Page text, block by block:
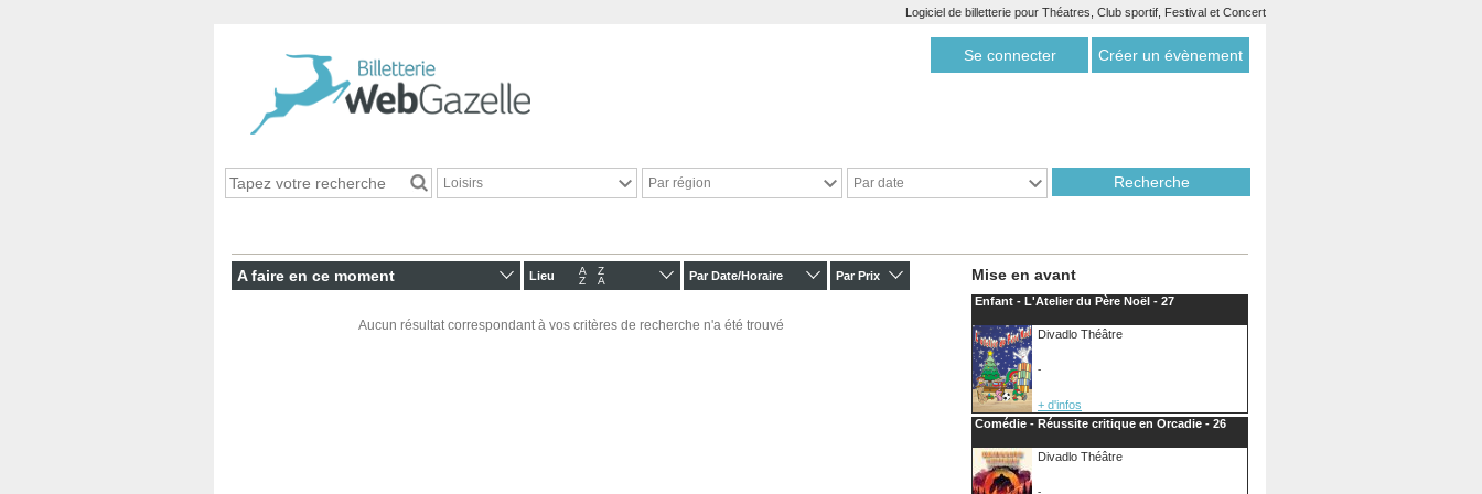
Logiciel de billetterie pour Théatres, Club sportif, Festival et Concert
Se connecter Créer un évènement
Loisirs Par région Par date
A faire en ce moment A
Z
Z
A
Lieu Par Date/Horaire Par Prix
Aucun résultat correspondant à vos critères de recherche n'a été trouvé
Mise en avant
+ d'infos
Enfant - L'Atelier du Père Noël - 27
Divadlo Théâtre
-
Comédie - Réussite critique en Orcadie - 26
Divadlo Théâtre
-